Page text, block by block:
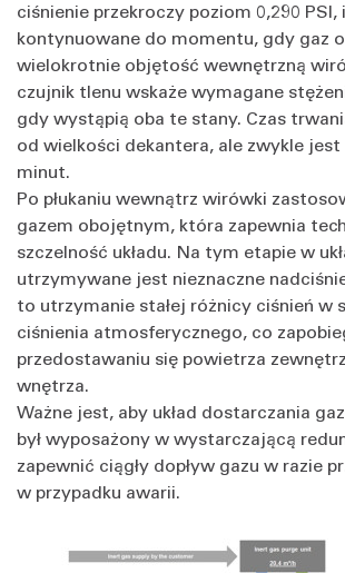
ciśnienie przekroczy poziom 0,290 PSI,
kontynuowane do momentu, gdy gaz
wielokrotnie objętość wewnętrzną
czujnik tlenu wskaże wymagane
gdy wystąpią oba te stany. Czas
od wielkości dekantera, ale zwykle
minut.
Po płukaniu wewnątrz wirówki
gazem obojętnym, która zapewnia
szczelność układu. Na tym etapie w
utrzymywane jest nieznaczne
to utrzymanie stałej różnicy ciśnień w
ciśnienia atmosferycznego, co
przedostawaniu się powietrza
wnętrza.
Ważne jest, aby układ dostarczania
był wyposażony w wystarczającą
zapewnić ciągły dopływ gazu w razie
w przypadku awarii.